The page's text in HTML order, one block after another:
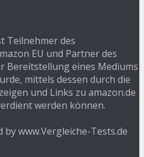
Teilnehmer des
EU und Partner des
Bereitstellung eines Mediums
mittels dessen durch die
und Links zu amazon.de
werden können.
www.Vergleiche-Tests.de